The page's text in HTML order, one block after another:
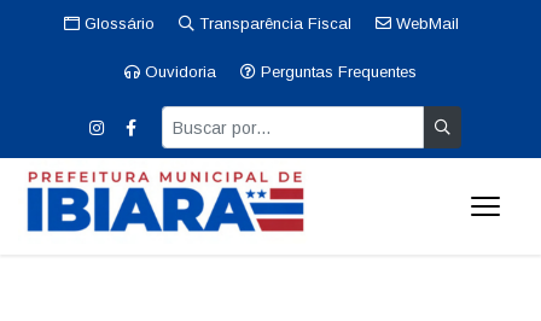
Glossário Transparência Fiscal WebMail
Ouvidoria Perguntas Frequentes